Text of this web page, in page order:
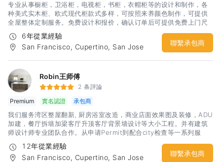
专业从事橱柜，卫浴柜，电视柜，书柜，衣帽柜等的设计和制作，各
种美式实木柜、欧式现代柜款式多样，可按照来养颜色制作，可提供
全屋整体定制服务。免费设计和报价，确认订单后可提供免费上门尺
6年從業經驗
San Francisco, Cupertino, San Jose
聯繫承包商
Robin王师傅
2 条評論
Premium
實名認證 承包商
我们服务湾区整屋翻新, 厨房浴室改造，商业店面效果图及装修，ADU
加建，餐厅拆墙加梁客厅升顶客厅背景墙设计等大小工程。并有建筑
师设计师专业团队合作。从申请Permit到配合city检查等一系列服
务。 我们有着丰富的经验和精工求细的施工团队，相信定会给你一个
建设性的沟通和满意的合作
12年從業經驗
San Francisco, Cupertino, San Jose
聯繫承包商